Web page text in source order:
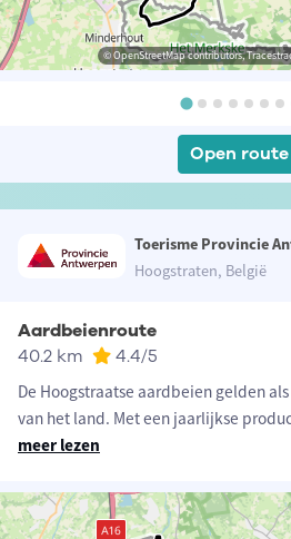
© OpenStreetMap contributors,
Open route
Toerisme Provincie
Hoogstraten, België
Aardbeienroute
40.2 km 4.4/5
De Hoogstraatse aardbeien gelden
van het land. Met een jaarlijkse
meer lezen